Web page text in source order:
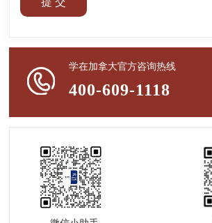
学在加拿大官方咨询热线
400-609-1118